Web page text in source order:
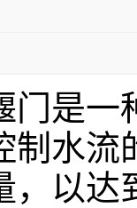
门是
制水流
，以